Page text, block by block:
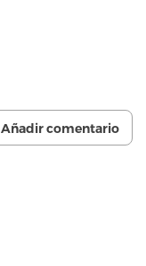
Añadir comentario